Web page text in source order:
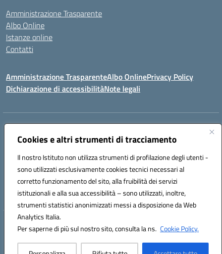
Cookies e altri strumenti di tracciamento
Il nostro Istituto non utilizza strumenti di profilazione degli utenti -
sono utilizzati esclusivamente cookies tecnici necessari al
corretto funzionamento del sito, alla fruibilità dei servizi
istituzionali e alla sua accessibilità – sono utilizzati, inoltre,
strumenti statistici anonimizzati messi a disposizione da Web
Analytics Italia.
Per saperne di più sul nostro sito, consulta la ns. Cookie Policy.
Amministrazione Trasparente
Albo Online
Istanze online
Contatti
Amministrazione TrasparenteAlbo OnlinePrivacy Policy
Dichiarazione di accessibilitàNote legali
Indirizzo:
Centralino:0885/422972 Email:FGIC84600D@istruzione.it
Codice fiscale: 81004320719
Codice meccanografico:
FGIC84600D
Codice Indice delle Pubbliche Amministrazioni (IPA): istsc_FGIC84600D
Hosting & Powered by 3D Solution S.r.l.
Concept & Design by Designers Italia